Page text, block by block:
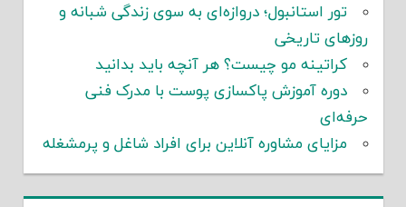
تور استانبول؛ دروازه‌ای به سوی زندگی شبانه و
روزهای تاریخی
کراتینه مو چیست؟ هر آنچه باید بدانید
دوره آموزش پاکسازی پوست با مدرک فنی
حرفه‌ای
مزایای مشاوره آنلاین برای افراد شاغل و پرمشغله